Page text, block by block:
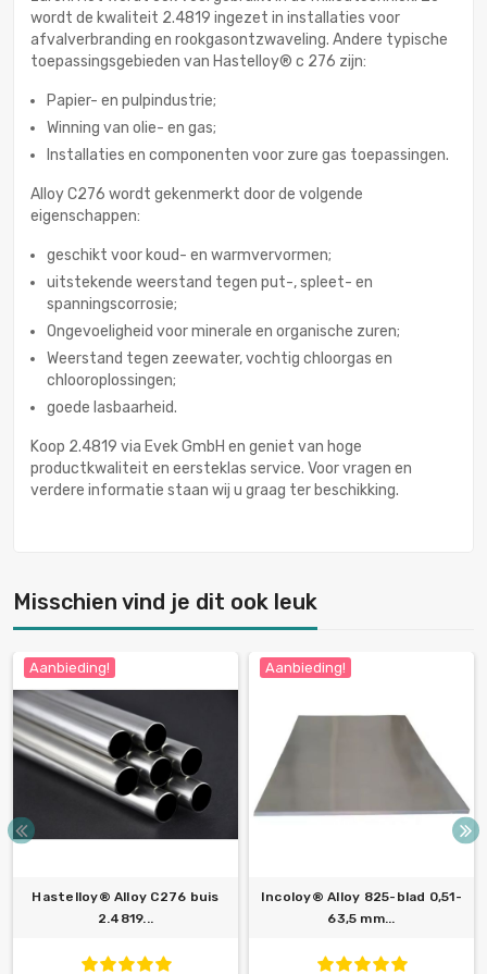
wordt de kwaliteit 2.4819 ingezet in installaties voor
afvalverbranding en rookgasontzwaveling. Andere typische
toepassingsgebieden van Hastelloy® c 276 zijn:
Papier- en pulpindustrie;
Winning van olie- en gas;
Installaties en componenten voor zure gas toepassingen.
Alloy C276 wordt gekenmerkt door de volgende
eigenschappen:
geschikt voor koud- en warmvervormen;
uitstekende weerstand tegen put-, spleet- en
spanningscorrosie;
Ongevoeligheid voor minerale en organische zuren;
Weerstand tegen zeewater, vochtig chloorgas en
chlooroplossingen;
goede lasbaarheid.
Koop 2.4819 via Evek GmbH en geniet van hoge
productkwaliteit en eersteklas service. Voor vragen en
verdere informatie staan wij u graag ter beschikking.
Misschien vind je dit ook leuk
Aanbieding!
Hastelloy® Alloy C276 buis
2.4819...
Aanbieding!
Incoloy® Alloy 825-blad 0,51-
63,5 mm...